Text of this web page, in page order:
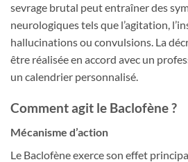
sevrage brutal peut entraîner des
neurologiques tels que l’agitation,
hallucinations ou convulsions. La
être réalisée en accord avec un
un calendrier personnalisé.
Comment agit le Baclofène ?
Mécanisme d’action
Le Baclofène exerce son effet